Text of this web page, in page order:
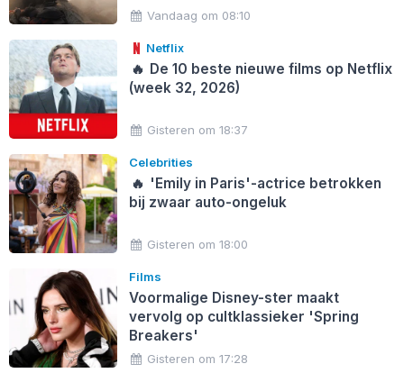
Vandaag om 08:10
Netflix
🔥 De 10 beste nieuwe films op Netflix
(week 32, 2026)
Gisteren om 18:37
Celebrities
🔥 'Emily in Paris'-actrice betrokken
bij zwaar auto-ongeluk
Gisteren om 18:00
Films
Voormalige Disney-ster maakt
vervolg op cultklassieker 'Spring
Breakers'
Gisteren om 17:28